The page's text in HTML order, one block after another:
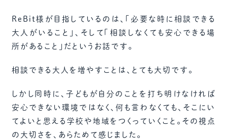
ReBit様が目指しているのは、「必要な時に相談できる
大人がいること」、そして「相談しなくても安心できる場
所があること」だというお話です。
相談できる大人を増やすことは、とても大切です。
しかし同時に、子どもが自分のことを打ち明けなければ
安心できない環境ではなく、何も言わなくても、そこにい
てよいと思える学校や地域をつくっていくこと。その視点
の大切さを、あらためて感じました。